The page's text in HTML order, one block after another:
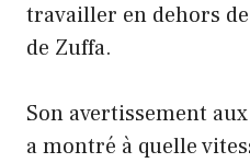
travailler en dehors
de Zuffa.
Son avertissement
a montré à quelle